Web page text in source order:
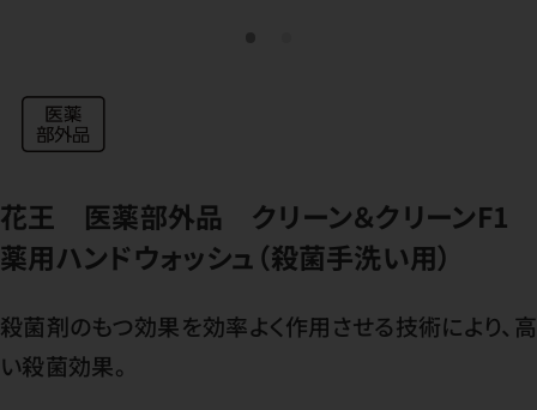
花王 医薬部外品 クリーン＆クリーンF1
薬用ハンドウォッシュ（殺菌手洗い用）
殺菌剤のもつ効果を効率よく作用させる技術により、高
い殺菌効果。